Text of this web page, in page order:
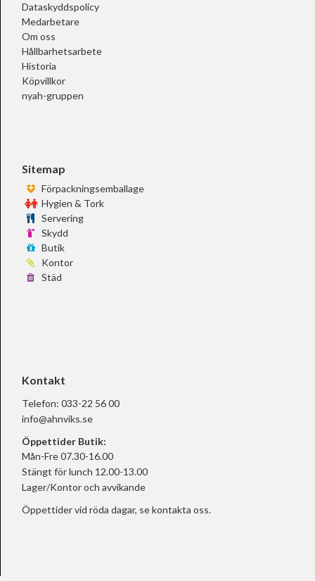
Dataskyddspolicy
Medarbetare
Om oss
Hållbarhetsarbete
Historia
Köpvillkor
nyah-gruppen
Sitemap
Förpackningsemballage
Hygien & Tork
Servering
Skydd
Butik
Kontor
Städ
Kontakt
Telefon: 033-22 56 00
info@ahnviks.se
Öppettider Butik:
Mån-Fre 07.30-16.00
Stängt för lunch 12.00-13.00
Lager/Kontor och avvikande
Öppettider vid röda dagar, sekontakta oss.